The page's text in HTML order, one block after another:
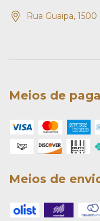
Rua Guaipa,
Meios de
Meios de